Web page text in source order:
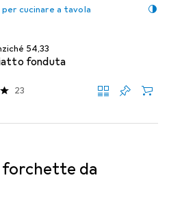
cucinare a tavola
EUR
54,33
fonduta
23
da